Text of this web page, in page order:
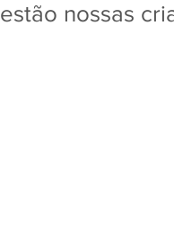
estão nossas